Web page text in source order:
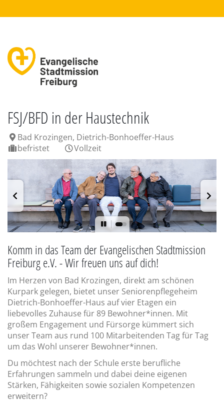
FSJ/BFD in der Haustechnik
Bad Krozingen, Dietrich-Bonhoeffer-Haus
befristet
Vollzeit
Komm in das Team der Evangelischen Stadtmission
Freiburg e.V. - Wir freuen uns auf dich!
Im Herzen von Bad Krozingen, direkt am schönen
Kurpark gelegen, bietet unser Seniorenpflegeheim
Dietrich-Bonhoeffer-Haus auf vier Etagen ein
liebevolles Zuhause für 89 Bewohner*innen. Mit
großem Engagement und Fürsorge kümmert sich
unser Team aus rund 100 Mitarbeitenden Tag für Tag
um das Wohl unserer Bewohner*innen.
Du möchtest nach der Schule erste berufliche
Erfahrungen sammeln und dabei deine eigenen
Stärken, Fähigkeiten sowie sozialen Kompetenzen
erweitern?